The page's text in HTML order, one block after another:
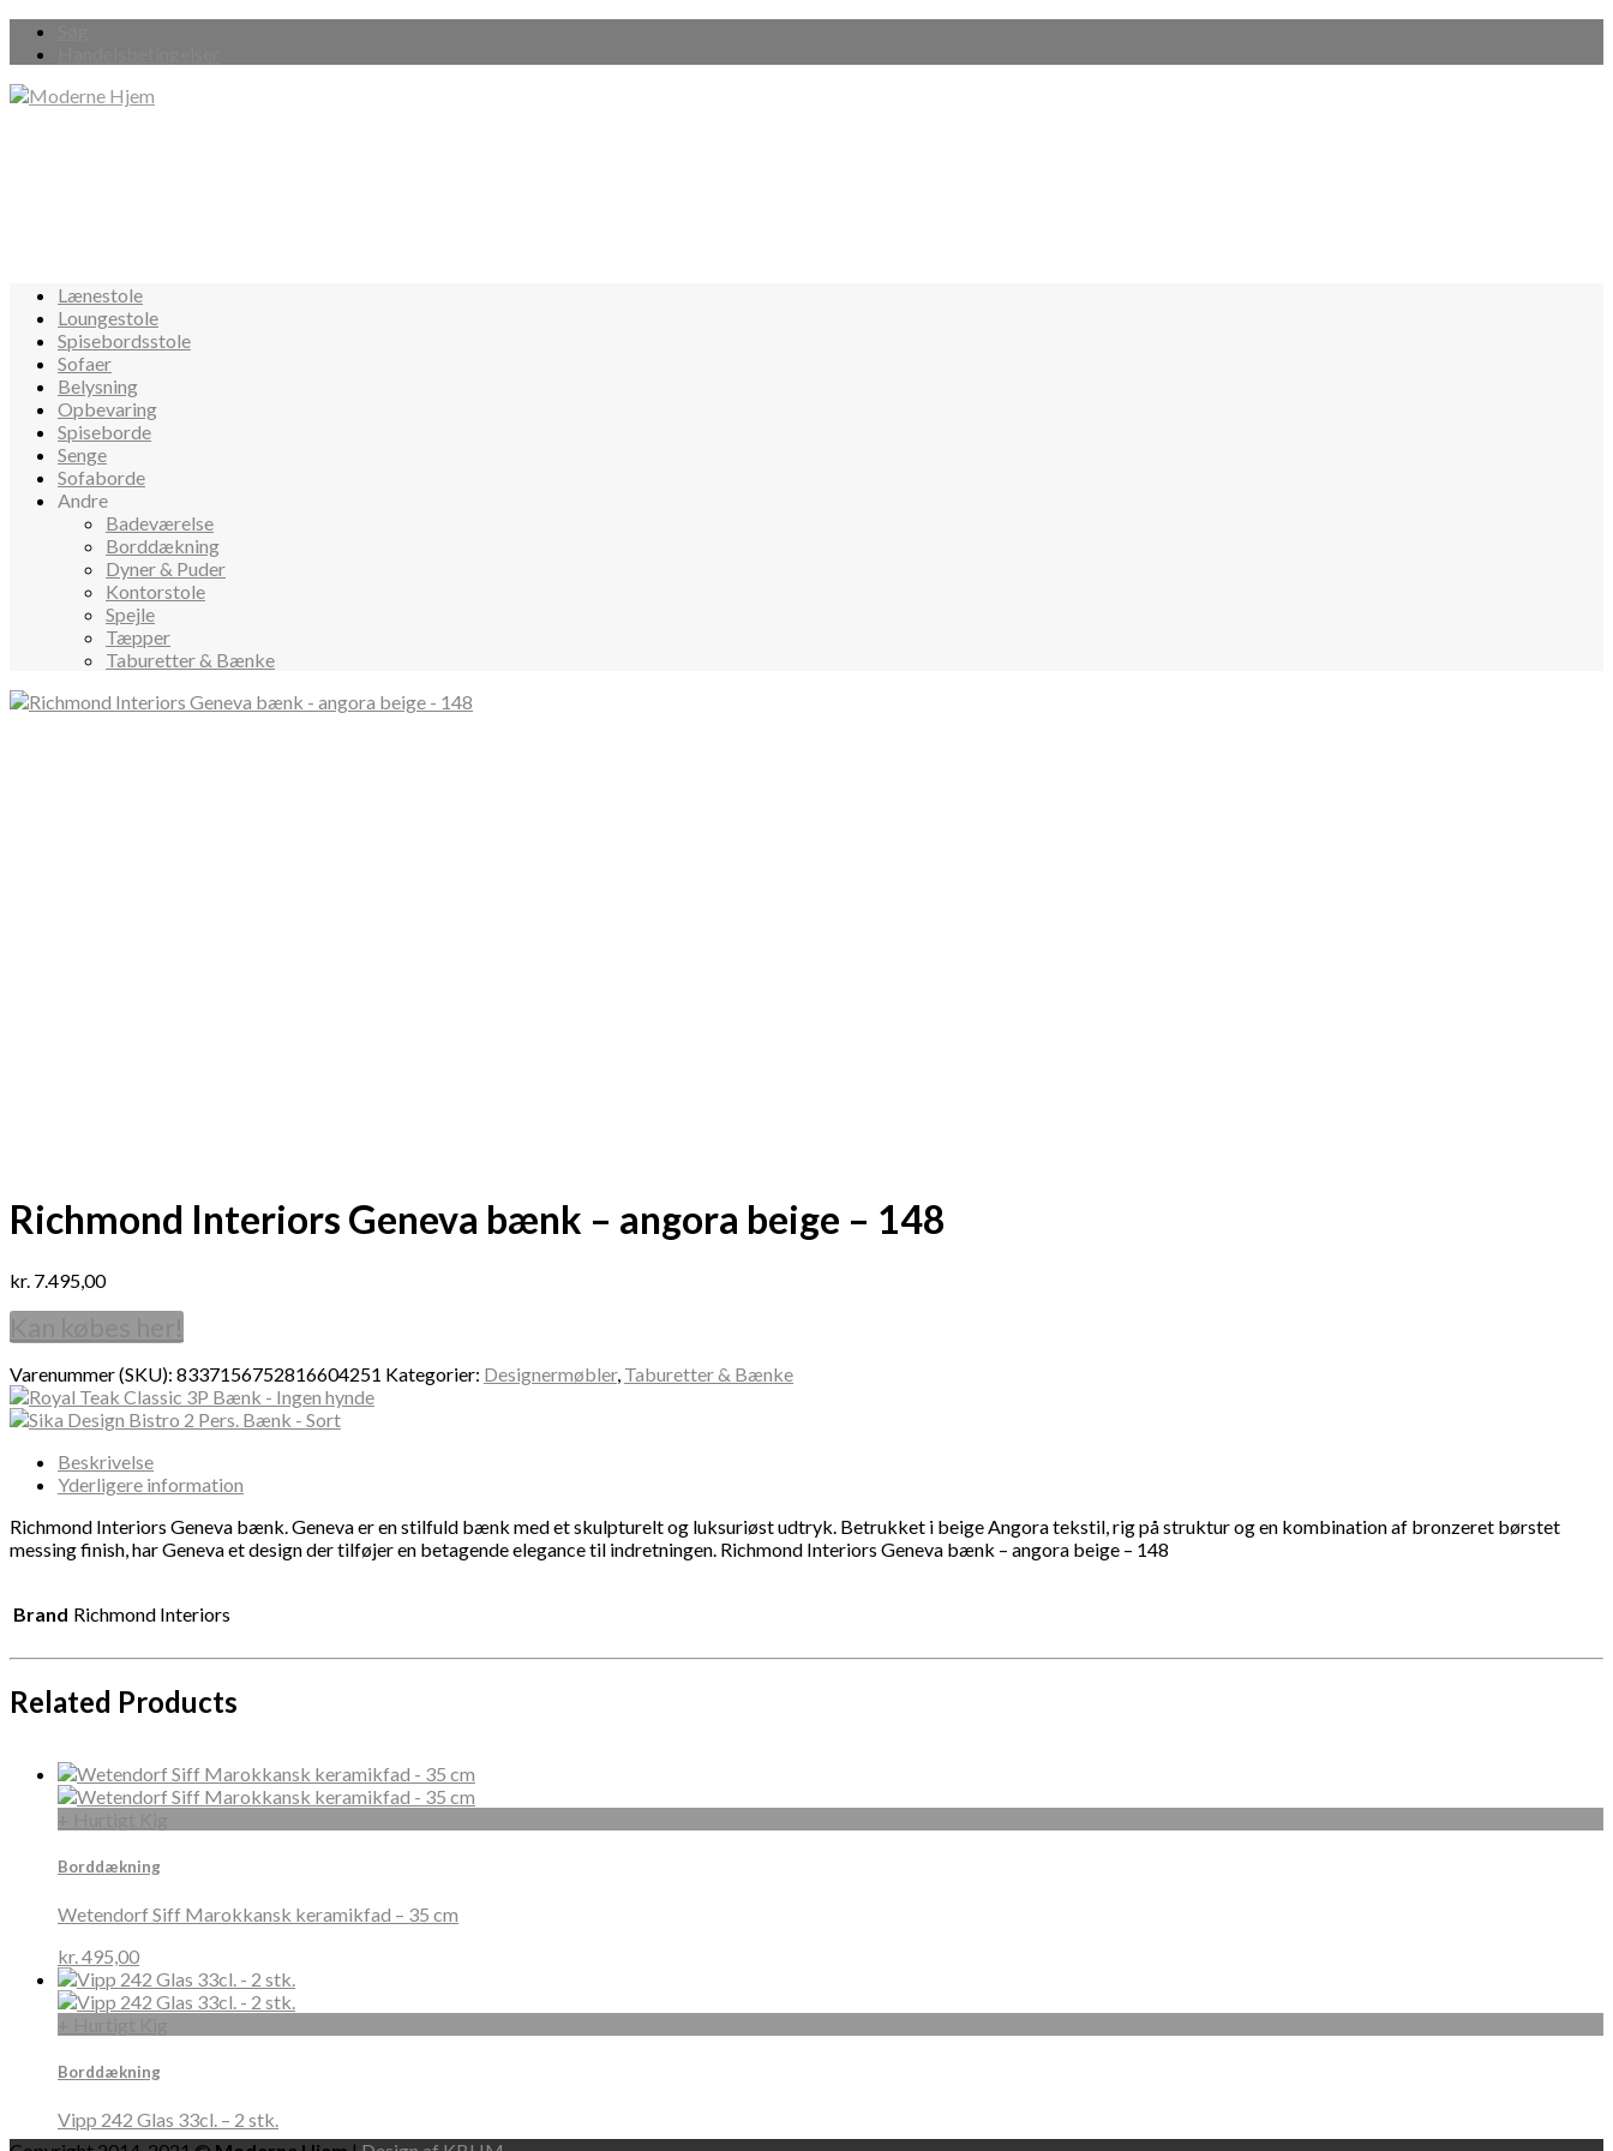
Lænestole
Loungestole
Spisebordsstole
Sofaer
Belysning
Opbevaring
Spiseborde
Senge
Sofaborde
Andre
Badeværelse
Borddækning
Dyner & Puder
Kontorstole
Spejle
Tæpper
Taburetter & Bænke
Richmond Interiors Geneva bænk – angora beige – 148
kr. 7.495,00
Varenummer (SKU): 8337156752816604251 Kategorier: Designermøbler, Taburetter & Bænke
Beskrivelse
Yderligere information
Richmond Interiors Geneva bænk. Geneva er en stilfuld bænk med et skulpturelt og luksuriøst udtryk. Betrukket i beige Angora tekstil, rig på struktur og en kombination af bronzeret børstet
messing finish, har Geneva et design der tilføjer en betagende elegance til indretningen. Richmond Interiors Geneva bænk – angora beige – 148
Brand Richmond Interiors
Related Products
Borddækning
Wetendorf Siff Marokkansk keramikfad – 35 cm
kr.495,00
Borddækning
Vipp 242 Glas 33cl. – 2 stk.